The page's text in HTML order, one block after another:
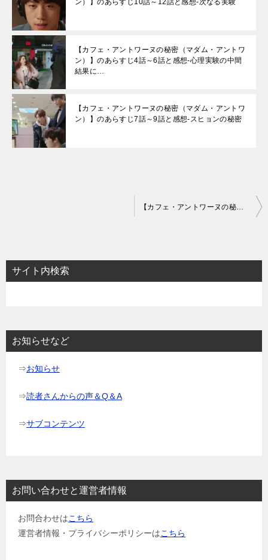
ン）】のあらすじ10話～12話と感想-次なる実験
【カフェ・アントワーヌの秘密（マダム・アントワ
ン）】のあらすじ4話～6話と感想-心理実験の中間
結果に…
【カフェ・アントワーヌの秘密（マダム・アントワ
ン）】のあらすじ7話～9話と感想-スヒョンの秘密
ビ
ゲ
ョ
【カフェ・アントワーヌの秘密（マダム・アントワン）】の相関図とキャスト情報
サイト内検索
お知らせなど
⇒お知らせ
⇒読者さんからの声＆Q＆A
⇒サブコンテンツ
お問い合わせと運営者情報
お問合わせはこちら
運営者情報・プライバシーポリシーはこちら